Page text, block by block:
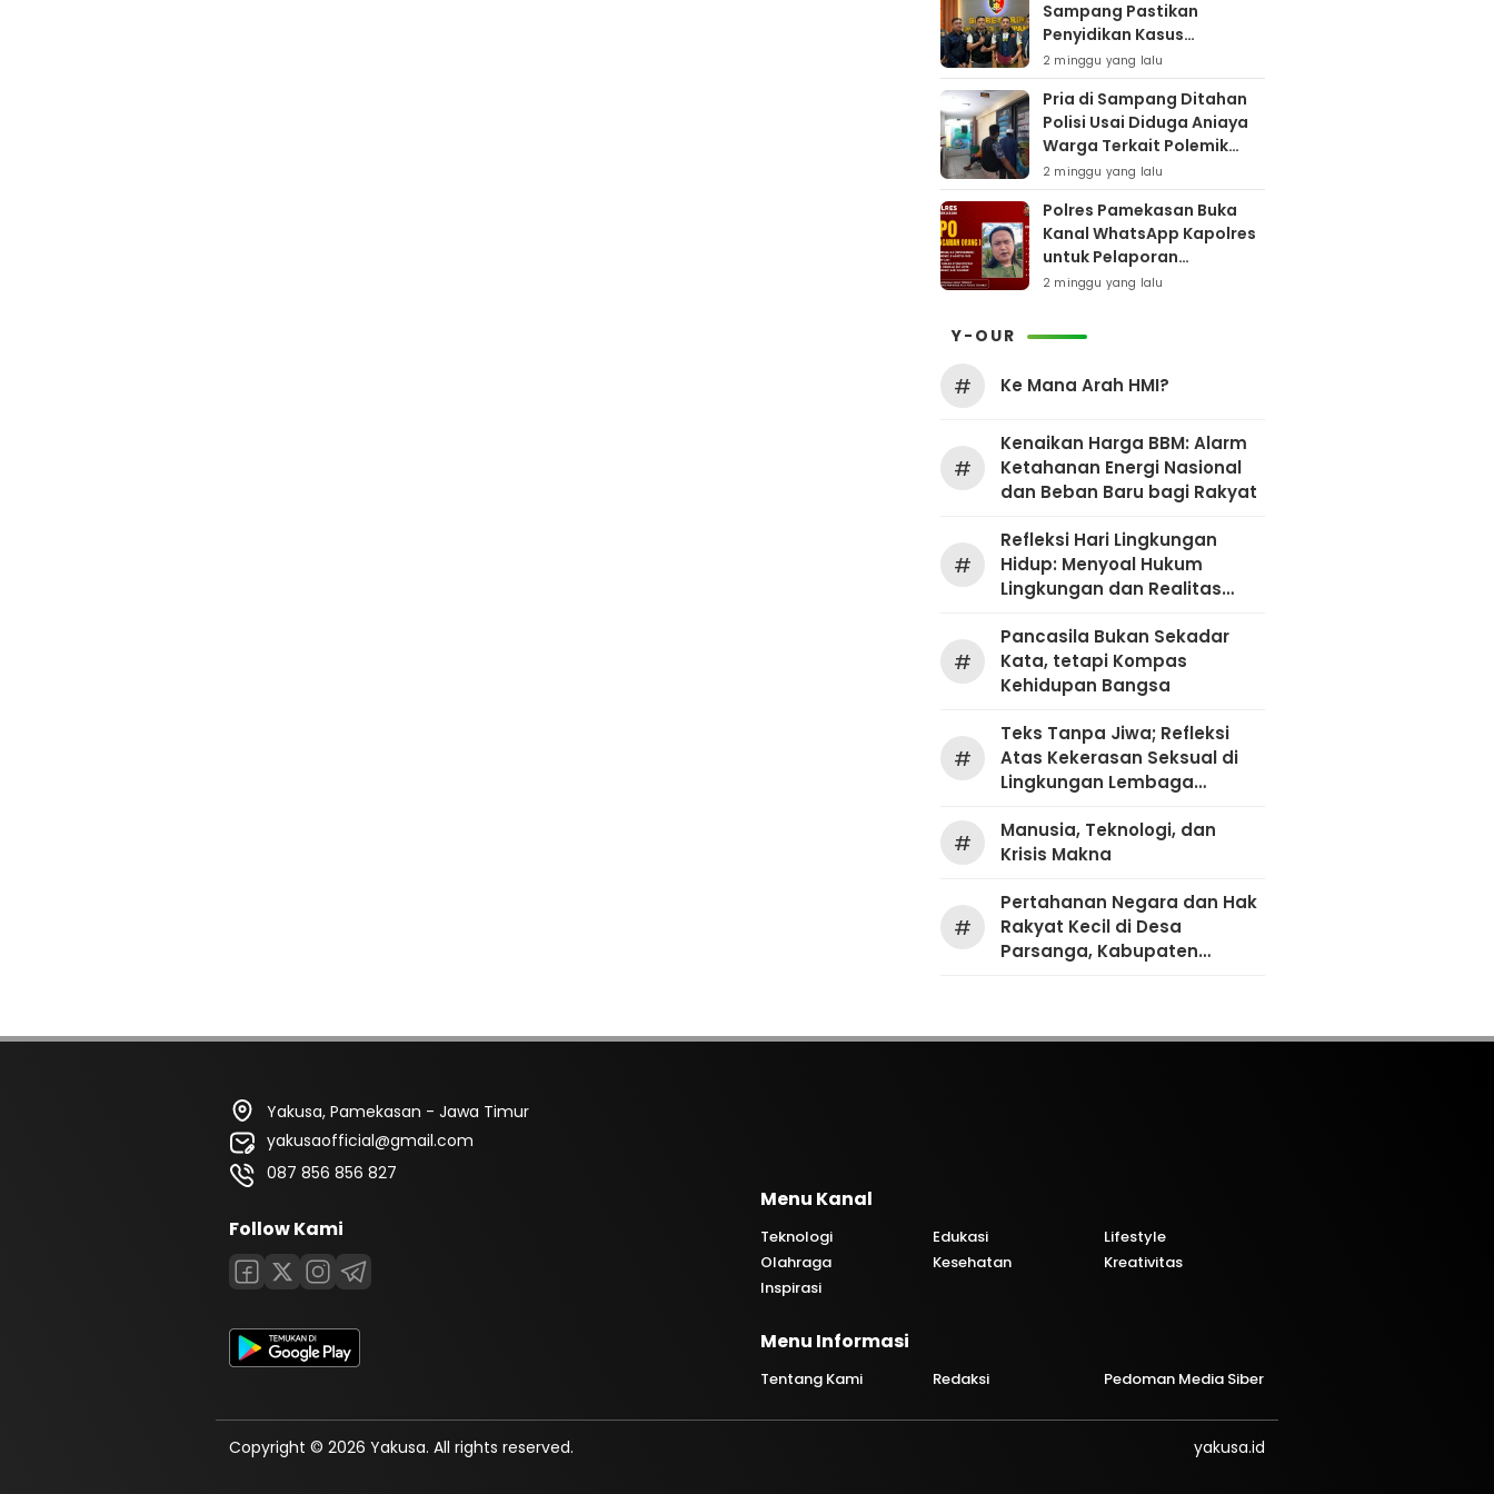
Sampang Pastikan
Penyidikan Kasus
Rudapaksa Anak Berjalan
Sesuai Fakta Hukum
2 minggu yang lalu
Pria di Sampang Ditahan
Polisi Usai Diduga Aniaya
Warga Terkait Polemik
Bansos
2 minggu yang lalu
Polres Pamekasan Buka
Kanal WhatsApp Kapolres
untuk Pelaporan
Keberadaan DPO AEF
2 minggu yang lalu
Y-OUR
# Ke Mana Arah HMI?
#
Kenaikan Harga BBM: Alarm
Ketahanan Energi Nasional
dan Beban Baru bagi Rakyat
#
Refleksi Hari Lingkungan
Hidup: Menyoal Hukum
Lingkungan dan Realitas
#
Pancasila Bukan Sekadar
Kata, tetapi Kompas
Kehidupan Bangsa
#
Teks Tanpa Jiwa; Refleksi
Atas Kekerasan Seksual di
Lingkungan Lembaga
#
Manusia, Teknologi, dan
Krisis Makna
#
Pertahanan Negara dan Hak
Rakyat Kecil di Desa
Parsanga, Kabupaten
Yakusa, Pamekasan - Jawa Timur
yakusaofficial@gmail.com
087 856 856 827
Follow Kami
Menu Kanal
Teknologi Edukasi
Lifestyle
Olahraga
Kesehatan
Kreativitas
Inspirasi
Menu Informasi
Tentang Kami Redaksi Pedoman Media Siber
Copyright © 2026 Yakusa. All rights reserved. yakusa.id